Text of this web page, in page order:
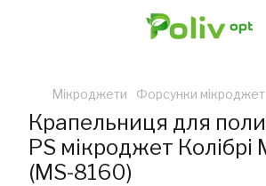
Мікроджети Форсунки мікроджет
Крапельниця для
PS мікроджет Колібрі
(MS-8160)